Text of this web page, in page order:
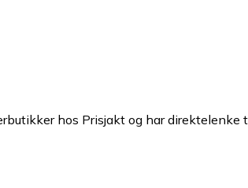
hos Prisjakt og har direktelenke